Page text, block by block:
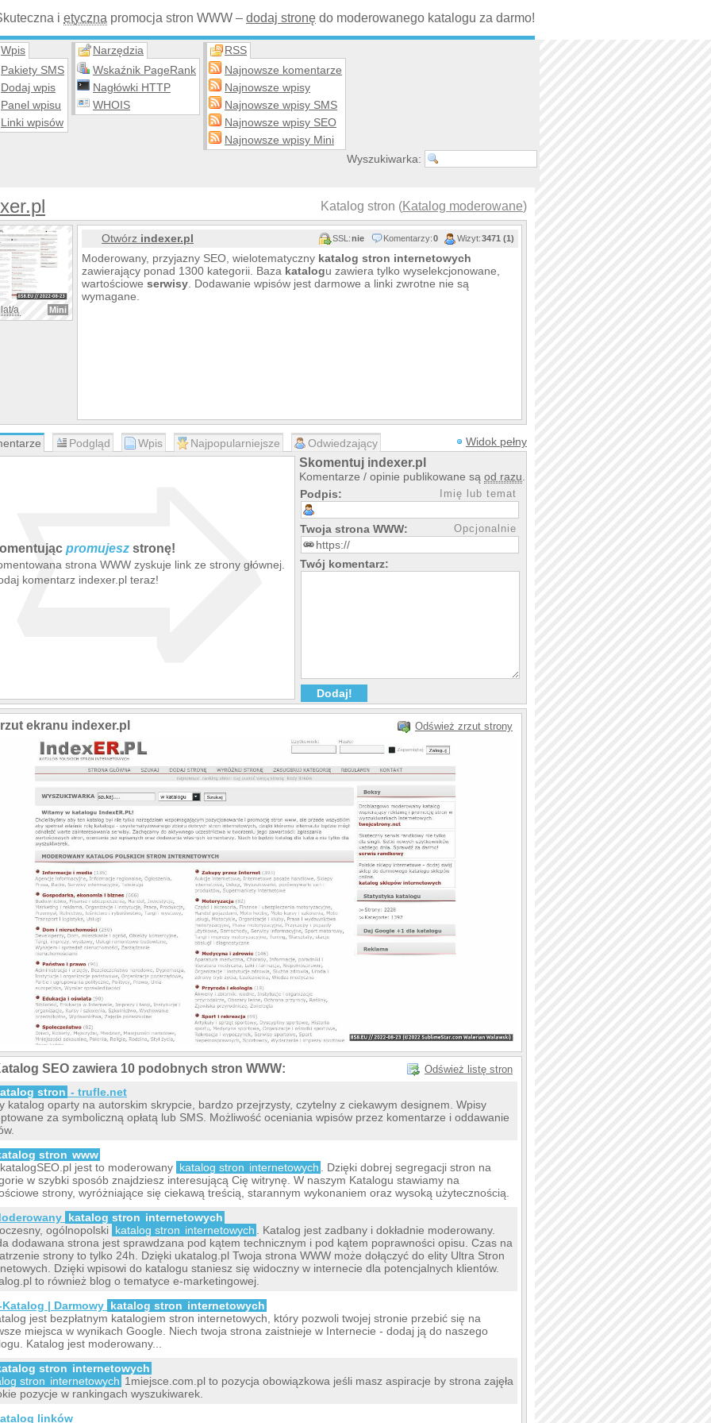
i etyczna promocja stron WWW – dodaj stronę do moderowanego katalogu za darmo!
Wpis
Pakiety SMS
Dodaj wpis
Panel wpisu
Linki wpisów
Narzędzia
Wskaźnik PageRank
Nagłówki HTTP
WHOIS
RSS
Najnowsze komentarze
Najnowsze wpisy
Najnowsze wpisy SMS
Najnowsze wpisy SEO
Najnowsze wpisy Mini
Wyszukiwarka:
Katalog stron (Katalog moderowane)
a Mini
Otwórz indexer.pl SSL:nie Komentarzy:0 Wizyt:3471 (1)
Moderowany, przyjazny SEO, wielotematyczny katalog stron internetowych
zawierający ponad 1300 kategorii. Baza katalogu zawiera tylko wyselekcjonowane,
wartościowe serwisy . Dodawanie wpisów jest darmowe a linki zwrotne nie są
wymagane.
Podgląd Wpis Najpopularniejsze Odwiedzający Widok pełny
promujesz stronę!
strona WWW zyskuje link ze strony głównej.
komentarz indexer.pl teraz!
Skomentuj indexer.pl
Komentarze / opinie publikowane są od razu
Podpis:
Imię lub temat
Twoja strona WWW: Opcjonalnie
Twój komentarz:
ekranu indexer.pl Odśwież zrzut strony
SEO zawiera 10 podobnych stron WWW: Odśwież listę stron
stron - trufle.net
katalog oparty na autorskim skrypcie, bardzo przejrzysty, czytelny z ciekawym designem. Wpisy
za symboliczną opłatą lub SMS. Możliwość oceniania wpisów przez komentarze i oddawanie
stron www
jest to moderowany katalog stron internetowych
. Dzięki dobrej segregacji stron na
w szybki sposób znajdziesz interesującą Cię witrynę. W naszym Katalogu stawiamy na
strony, wyróżniające się ciekawą treścią, starannym wykonaniem oraz wysoką użytecznością.
katalog stron internetowych
ogólnopolski katalog stron internetowych
. Katalog jest zadbany i dokładnie moderowany.
dodawana strona jest sprawdzana pod kątem technicznym i pod kątem poprawności opisu. Czas na
strony to tylko 24h. Dzięki ukatalog.pl Twoja strona WWW może dołączyć do elity Ultra Stron
Dzięki wpisowi do katalogu staniesz się widoczny w internecie dla potencjalnych klientów.
to również blog o tematyce e-marketingowej.
Katalog | Darmowy katalog stron internetowych
jest bezpłatnym katalogiem stron internetowych, który pozwoli twojej stronie przebić się na
miejsca w wynikach Google. Niech twoja strona zaistnieje w Internecie - dodaj ją do naszego
Katalog jest moderowany...
stron internetowych
stron internetowych 1miejsce.com.pl to pozycja obowiązkowa jeśli masz aspiracje by strona zajęła
pozycje w rankingach wyszukiwarek.
linków